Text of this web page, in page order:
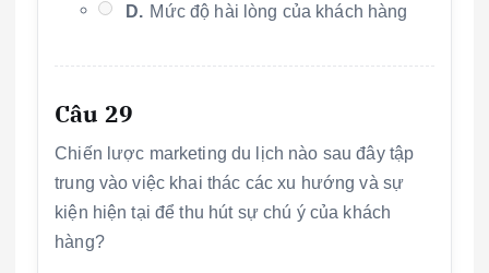
D. Mức độ hài lòng của khách hàng
Câu 29
Chiến lược marketing du lịch nào sau đây tập
trung vào việc khai thác các xu hướng và sự
kiện hiện tại để thu hút sự chú ý của khách
hàng?